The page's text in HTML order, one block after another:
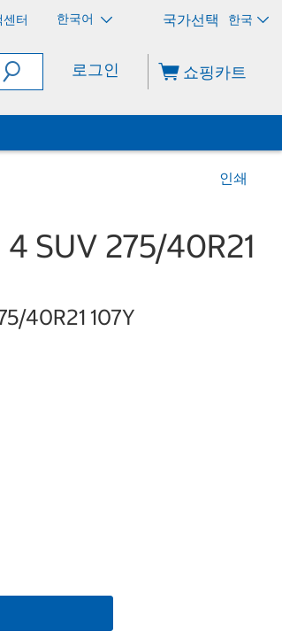
센터 한국어 한국
로그인 쇼핑카트
인쇄
SUV 275/40R21
40R21 107Y